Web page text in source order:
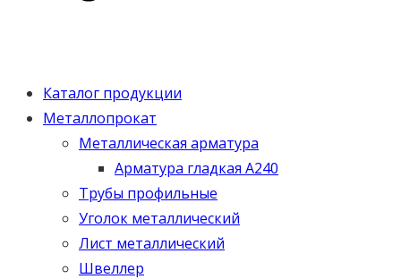
Каталог продукции
Металлопрокат
Металлическая арматура
Арматура гладкая А240
Трубы профильные
Уголок металлический
Лист металлический
Швеллер